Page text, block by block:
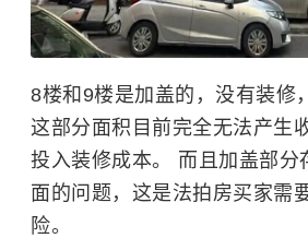
8楼和9楼是加盖的，没有装修
这部分面积目前完全无法产生
投入装修成本。 而且加盖部分
面的问题，这是法拍房买家需
险。